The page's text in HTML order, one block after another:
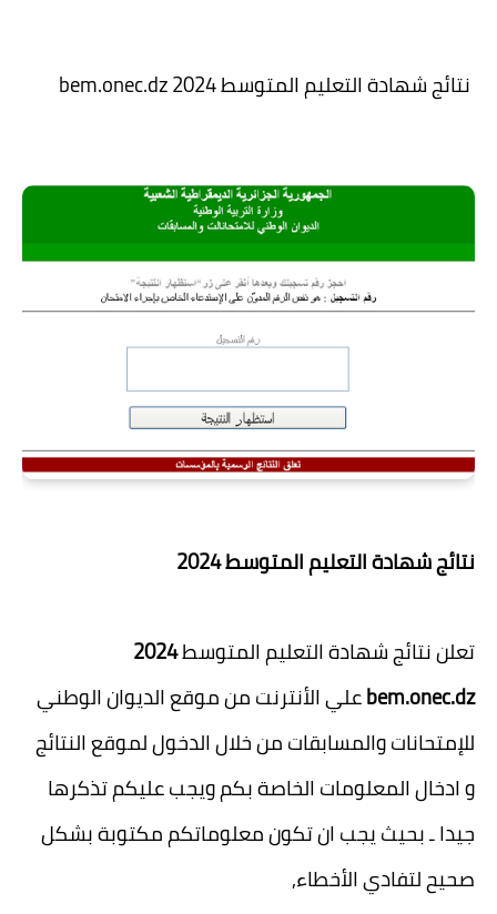
نتائج شهادة التعليم المتوسط 2024 bem.onec.dz
نتائج شهادة التعليم المتوسط 2024
تعلن نتائج شهادة التعليم المتوسط2024
bem.onec.dzعلي الأنترنت من موقع الديوان الوطني
للإمتحانات والمسابقات من خلال الدخول لموقع النتائج
و ادخال المعلومات الخاصة بكم ويجب عليكم تذكرها
جيدا ـ بحيث يجب ان تكون معلوماتكم مكتوبة بشكل
صحيح لتفادي الأخطاء,